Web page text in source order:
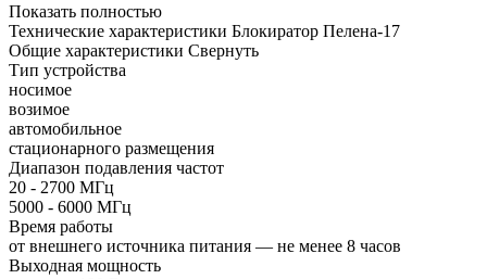
Показать полностью
Технические характеристики Блокиратор Пелена-17
Общие характеристики Свернуть
Тип устройства
носимое
возимое
автомобильное
стационарного размещения
Диапазон подавления частот
20 - 2700 МГц
5000 - 6000 МГц
Время работы
от внешнего источника питания — не менее 8 часов
Выходная мощность